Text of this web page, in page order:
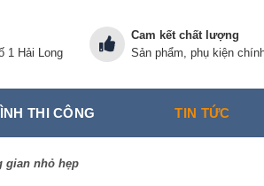
1 Hải Long
Cam kết chất lượng
Sản phẩm, phụ kiện
THI CÔNG TIN TỨC
gian nhỏ hẹp